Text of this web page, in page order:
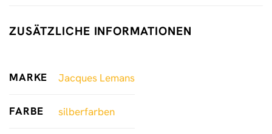
ZUSÄTZLICHE INFORMATIONEN
MARKE Jacques Lemans
FARBE silberfarben